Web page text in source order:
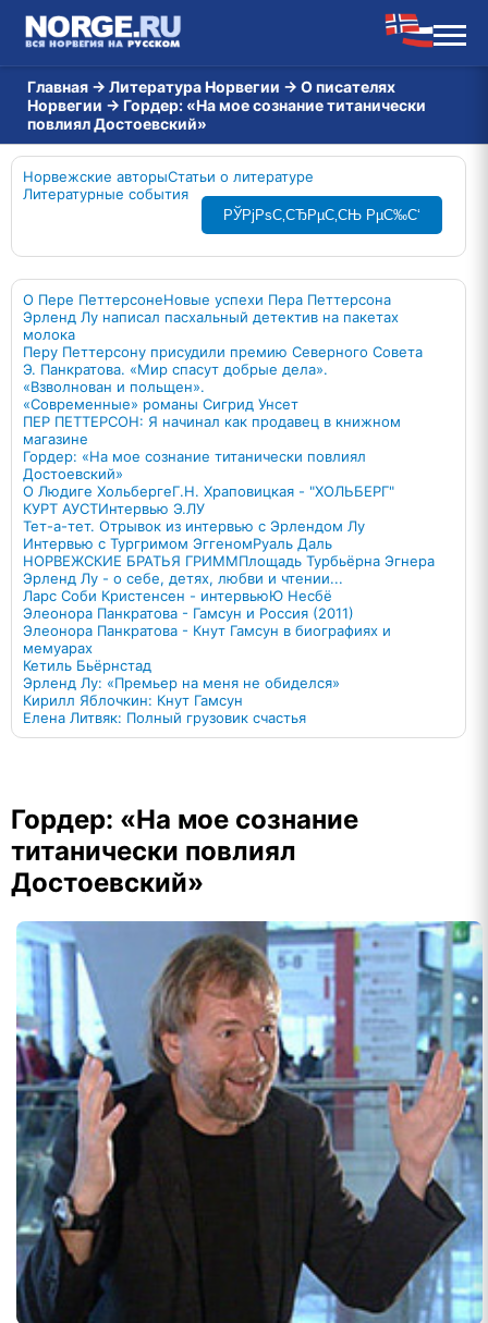
Главная → Литература Норвегии → О писателях
Норвегии → Гордер: «На мое сознание титанически
повлиял Достоевский»
Норвежские авторыСтатьи о литературе
Литературные события
РЎРјРѕС‚СЂРµС‚СЊ РµС‰С‘
О Пере ПеттерсонеНовые успехи Пера Петтерсона
Эрленд Лу написал пасхальный детектив на пакетах
молока
Перу Петтерсону присудили премию Северного Совета
Э. Панкратова. «Мир спасут добрые дела».
«Взволнован и польщен».
«Современные» романы Сигрид Унсет
ПЕР ПЕТТЕРСОН: Я начинал как продавец в книжном
магазине
Гордер: «На мое сознание титанически повлиял
Достоевский»
О Людиге ХольбергеГ.Н. Храповицкая - "ХОЛЬБЕРГ"
КУРТ АУСТИнтервью Э.ЛУ
Тет-а-тет. Отрывок из интервью с Эрлендом Лу
Интервью c Тургримом ЭггеномРуаль Даль
НОРВЕЖСКИЕ БРАТЬЯ ГРИММПлощадь Турбьёрна Эгнера
Эрленд Лу - о себе, детях, любви и чтении...
Ларс Соби Кристенсен - интервьюЮ Несбё
Элеонора Панкратова - Гамсун и Россия (2011)
Элеонора Панкратова - Кнут Гамсун в биографиях и
мемуарах
Кетиль Бьёрнстад
Эрленд Лу: «Премьер на меня не обиделся»
Кирилл Яблочкин: Кнут Гамсун
Елена Литвяк: Полный грузовик счастья
Гордер: «На мое сознание
титанически повлиял
Достоевский»